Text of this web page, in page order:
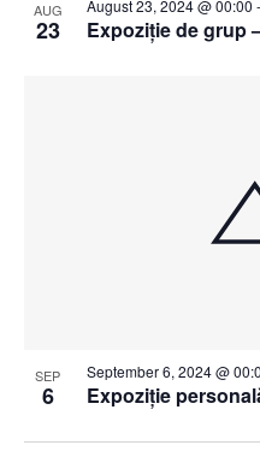
AUG
23 Expoziție de grup
August 23, 2024 @ 00:00 -
SEP
6 Expoziție
September 6, 2024 @